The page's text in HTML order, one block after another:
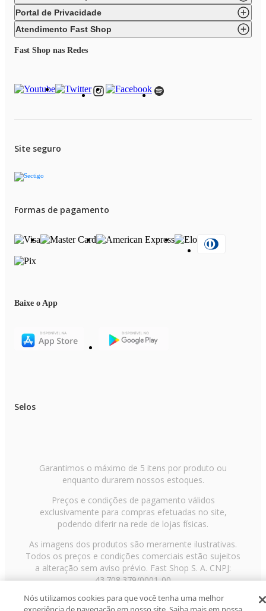
Portal de Privacidade
Atendimento Fast Shop
Fast Shop nas Redes
Site seguro
Formas de pagamento
Baixe o App
Selos
Garantimos o máximo de 5 itens por produto ou
enquanto durarem nossos estoques.
Preços e condições de pagamento válidos
exclusivamente para compras efetuadas no site,
podendo diferir na rede de lojas físicas.
As imagens dos produtos são meramente ilustrativas.
Todos os preços e condições comerciais estão sujeitos
a alteração sem aviso prévio. Fast Shop S. A. CNPJ:
43.708.379/0001-00
Avenida Zaki Narchi, nº 1650, sobreloja, Carandiru, São
Nós utilizamos cookies para que você tenha uma melhor